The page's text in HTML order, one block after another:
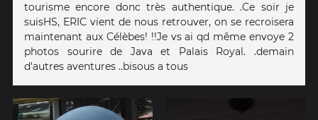
tourisme encore donc très authentique. .Ce soir je
suisHS, ERIC vient de nous retrouver, on se recroisera
maintenant aux Célèbes! !!Je vs ai qd même envoye 2
photos sourire de Java et Palais Royal. .demain
d'autres aventures ..bisous a tous